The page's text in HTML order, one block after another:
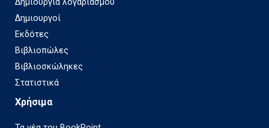
Δημιουργία λογαριασμού
Δημιουργοί
Εκδότες
Βιβλιοπώλες
Βιβλιοσκώληκες
Στατιστικά
Χρήσιμα